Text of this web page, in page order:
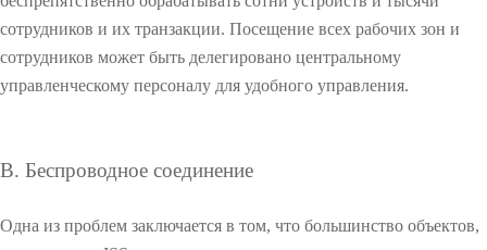
h
t
ч
г
о
е
м
н
сотрудников и их транзакции. Посещение всех рабочих зон и
сотрудников может быть делегировано центральному
управленческому персоналу для удобного управления.
B. Беспроводное соединение
Одна из проблем заключается в том, что большинство объектов,